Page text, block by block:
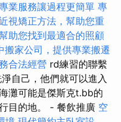
業服務讓過程更簡單 專
視矯正方法，幫助您重
助您找到最適合的照顧
搬家公司，提供專業搬遷
合法經營 rd練習的聯繫
自己，他們就可以進入
灘可能是傑斯克t.bb的
目的地。 - 餐飲推廣 空